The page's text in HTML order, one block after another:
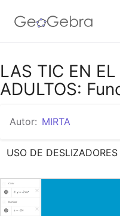
Google Classroom
LAS TIC EN
ADULTOS:
Autor: MIRTA
USO DE